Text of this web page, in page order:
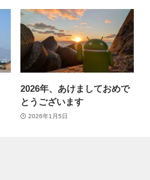
2026年、あけましておめで
とうございます
2026年1月5日